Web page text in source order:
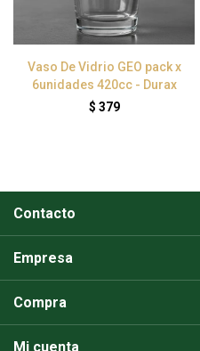
Vaso De Vidrio GEO pack x
6unidades 420cc - Durax
$ 379
Contacto
Empresa
Compra
Mi cuenta